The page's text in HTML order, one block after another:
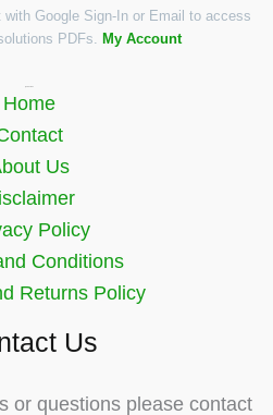
Google Sign-In or Email to access
PDFs.
My Account
Home
Us
Policy
Conditions
Returns Policy
Us
or questions please contact